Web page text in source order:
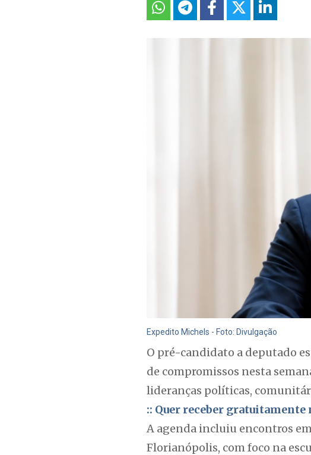
Expedito Michels - Foto: Divulgação
O pré-candidato a deputado
de compromissos nesta
lideranças políticas,
:: Quer receber gratuitamente
A agenda incluiu encontros
Florianópolis, com foco na